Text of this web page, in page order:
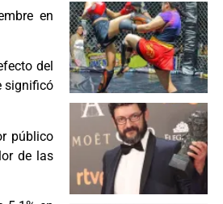
en
del
significó
público
de las